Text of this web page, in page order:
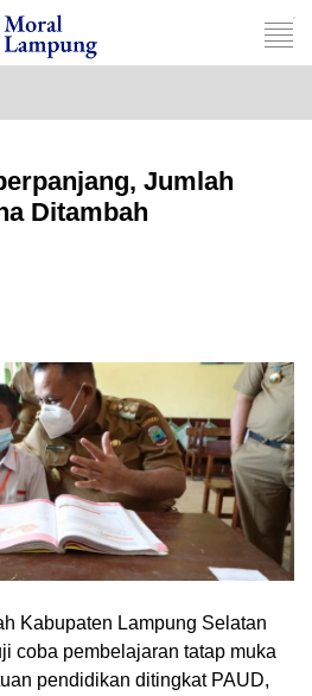
Jumlah
Ditambah
Kabupaten Lampung Selatan
coba pembelajaran tatap muka
pendidikan ditingkat PAUD,